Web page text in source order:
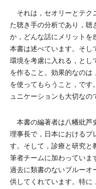
それは，セオリーとテク
た聴き手の分析であり，聴
か，どんな話にメリットを
本書は述べています。そし
環境を考慮に入れる，とし
を作ること。効果的なのは
を使ってもらうこと，です
ュニケーションも大切なの
本書の編著者は八幡紕芦
理事長で，日本におけるプ
す。そして，診療と研究と
筆者チームに加わっていま
過去に類書のないブルーオ
供してくれています。特に